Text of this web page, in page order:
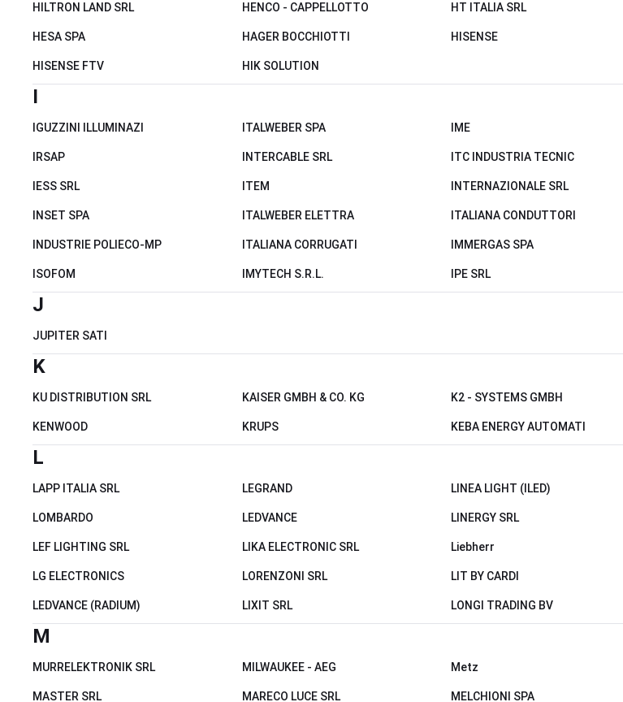
HILTRON LAND SRL HENCO - CAPPELLOTTO HT ITALIA SRL
HESA SPA HAGER BOCCHIOTTI HISENSE
HISENSE FTV HIK SOLUTION
I
IGUZZINI ILLUMINAZI ITALWEBER SPA IME
IRSAP INTERCABLE SRL ITC INDUSTRIA TECNIC
IESS SRL ITEM INTERNAZIONALE SRL
INSET SPA ITALWEBER ELETTRA ITALIANA CONDUTTORI
INDUSTRIE POLIECO-MP ITALIANA CORRUGATI IMMERGAS SPA
ISOFOM IMYTECH S.R.L. IPE SRL
J
JUPITER SATI
K
KU DISTRIBUTION SRL KAISER GMBH & CO. KG K2 - SYSTEMS GMBH
KENWOOD KRUPS KEBA ENERGY AUTOMATI
L
LAPP ITALIA SRL LEGRAND LINEA LIGHT (ILED)
LOMBARDO LEDVANCE LINERGY SRL
LEF LIGHTING SRL LIKA ELECTRONIC SRL Liebherr
LG ELECTRONICS LORENZONI SRL LIT BY CARDI
LEDVANCE (RADIUM) LIXIT SRL LONGI TRADING BV
M
MURRELEKTRONIK SRL MILWAUKEE - AEG Metz
MASTER SRL MARECO LUCE SRL MELCHIONI SPA